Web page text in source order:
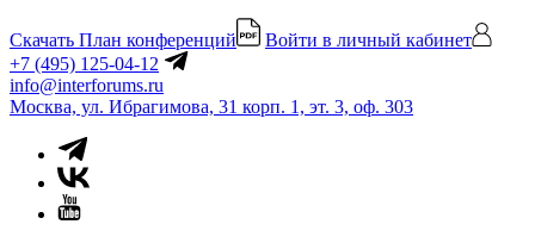
Скачать План конференций
Войти в личный кабинет
+7 (495) 125-04-12
info@interforums.ru
Москва, ул. Ибрагимова, 31 корп. 1, эт. 3, оф. 303